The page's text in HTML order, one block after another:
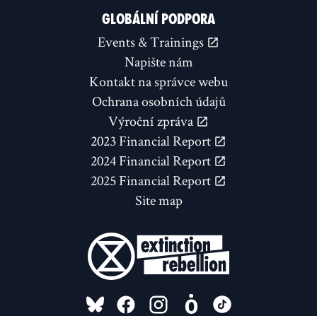
GLOBÁLNÍ PODPORA
Events & Trainings
Napište nám
Kontakt na správce webu
Ochrana osobních údajů
Výroční zpráva
2023 Financial Report
2024 Financial Report
2025 Financial Report
Site map
FOLLOW US ON